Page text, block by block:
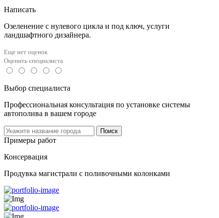
Написать
Озеленение с нулевого цикла и под ключ, услуги
ландшафтного дизайнера.
Еще нет оценок
Оценить специалиста
Выбор специалиста
Профессиональная консультация по установке системы
автополива в вашем городе
Поиск
Примеры работ
Консервация
Продувка магистрали с поливочными колонками